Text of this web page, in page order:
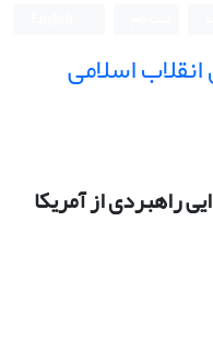
اسلامی
راهبردی از آمریکا